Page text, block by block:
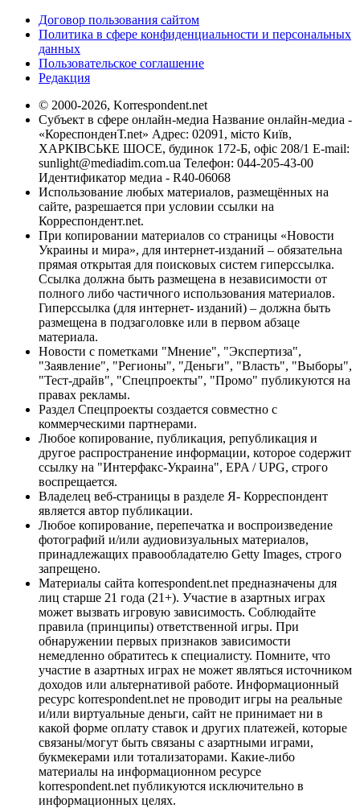
Договор пользования сайтом
Политика в сфере конфиденциальности и персональных
данных
Пользовательское соглашение
Редакция
© 2000-2026, Korrespondent.net
Субъект в сфере онлайн-медиа Название онлайн-медиа -
«КореспонденТ.net» Адрес: 02091, місто Київ,
ХАРКІВСЬКЕ ШОСЕ, будинок 172-Б, офіс 208/1 E-mail:
sunlight@mediadim.com.ua Телефон: 044-205-43-00
Идентификатор медиа - R40-06068
Использование любых материалов, размещённых на
сайте, разрешается при условии ссылки на
Корреспондент.net.
При копировании материалов со страницы «Новости
Украины и мира», для интернет-изданий – обязательна
прямая открытая для поисковых систем гиперссылка.
Ссылка должна быть размещена в независимости от
полного либо частичного использования материалов.
Гиперссылка (для интернет- изданий) – должна быть
размещена в подзаголовке или в первом абзаце
материала.
Новости с пометками "Мнение", "Экспертиза",
"Заявление", "Регионы", "Деньги", "Власть", "Выборы",
"Тест-драйв", "Спецпроекты", "Промо" публикуются на
правах рекламы.
Раздел Спецпроекты создается совместно с
коммерческими партнерами.
Любое копирование, публикация, републикация и
другое распространение информации, которое содержит
ссылку на "Интерфакс-Украина", EPA / UPG, строго
воспрещается.
Владелец веб-страницы в разделе Я- Корреспондент
является автор публикации.
Любое копирование, перепечатка и воспроизведение
фотографий и/или аудиовизуальных материалов,
принадлежащих правообладателю Getty Images, строго
запрещено.
Материалы сайта korrespondent.net предназначены для
лиц старше 21 года (21+). Участие в азартных играх
может вызвать игровую зависимость. Соблюдайте
правила (принципы) ответственной игры. При
обнаружении первых признаков зависимости
немедленно обратитесь к специалисту. Помните, что
участие в азартных играх не может являться источником
доходов или альтернативой работе. Информационный
ресурс korrespondent.net не проводит игры на реальные
и/или виртуальные деньги, сайт не принимает ни в
какой форме оплату ставок и других платежей, которые
связаны/могут быть связаны с азартными играми,
букмекерами или тотализаторами. Какие-либо
материалы на информационном ресурсе
korrespondent.net публикуются исключительно в
информационных целях.